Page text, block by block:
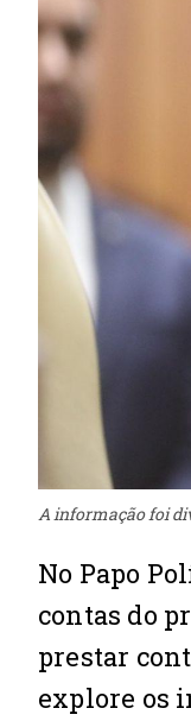
A informação foi
No Papo
contas do
prestar
explore os